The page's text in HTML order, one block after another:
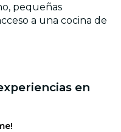
pequeñas
a una cocina de
en